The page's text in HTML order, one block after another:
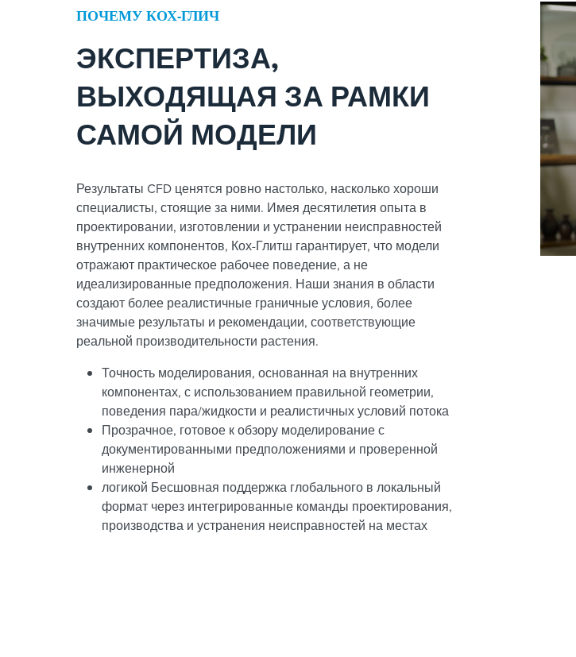
ПОЧЕМУ КОХ-ГЛИЧ
ЭКСПЕРТИЗА,
ВЫХОДЯЩАЯ ЗА РАМКИ
САМОЙ МОДЕЛИ
Результаты CFD ценятся ровно настолько, насколько хороши
специалисты, стоящие за ними. Имея десятилетия опыта в
проектировании, изготовлении и устранении неисправностей
внутренних компонентов, Кох-Глитш гарантирует, что модели
отражают практическое рабочее поведение, а не
идеализированные предположения. Наши знания в области
создают более реалистичные граничные условия, более
значимые результаты и рекомендации, соответствующие
реальной производительности растения.
Точность моделирования, основанная на внутренних
компонентах, с использованием правильной геометрии,
поведения пара/жидкости и реалистичных условий потока
Прозрачное, готовое к обзору моделирование с
документированными предположениями и проверенной
инженерной
логикой Бесшовная поддержка глобального в локальный
формат через интегрированные команды проектирования,
производства и устранения неисправностей на местах